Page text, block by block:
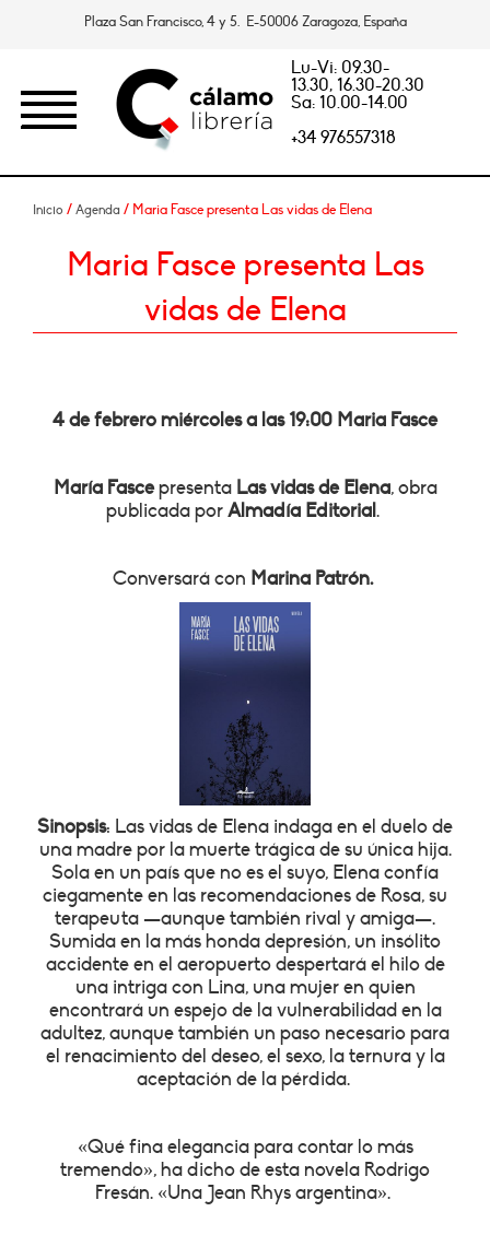
Plaza San Francisco, 4 y 5. E-50006 Zaragoza, España
Lu-Vi: 09.30-
13.30, 16.30-20.30
Sa: 10.00-14.00
+34 976557318
Inicio / Agenda / Maria Fasce presenta Las vidas de Elena
Maria Fasce presenta Las
vidas de Elena
4 de febrero miércoles a las 19:00 Maria Fasce
María FascepresentaLas vidas de Elena, obra
publicada porAlmadía Editorial.
Conversará con Marina Patrón.
Sinopsis: Las vidas de Elena indaga en el duelo de
una madre por la muerte trágica de su única hija.
Sola en un país que no es el suyo, Elena confía
ciegamente en las recomendaciones de Rosa, su
terapeuta —aunque también rival y amiga—.
Sumida en la más honda depresión, un insólito
accidente en el aeropuerto despertará el hilo de
una intriga con Lina, una mujer en quien
encontrará un espejo de la vulnerabilidad en la
adultez, aunque también un paso necesario para
el renacimiento del deseo, el sexo, la ternura y la
aceptación de la pérdida.
«Qué fina elegancia para contar lo más
tremendo», ha dicho de esta novela Rodrigo
Fresán. «Una Jean Rhys argentina».